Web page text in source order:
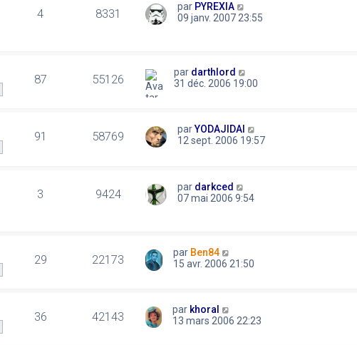
4 8331 par PYREXIA
09 janv. 2007 23:55
87 55126 par darthlord
31 déc. 2006 19:00
91 58769 parYODAJIDAI
12 sept. 2006 19:57
3 9424 par darkced
07 mai 2006 9:54
29 22173 par Ben84
15 avr. 2006 21:50
36 42143 par khoral
13 mars 2006 22:23